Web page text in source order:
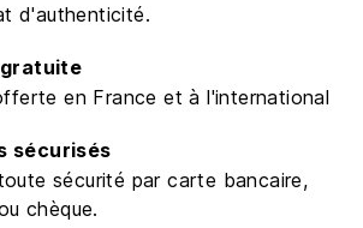
d'authenticité.
en France et à l'international
sécurisés
sécurité par carte bancaire,
chèque.